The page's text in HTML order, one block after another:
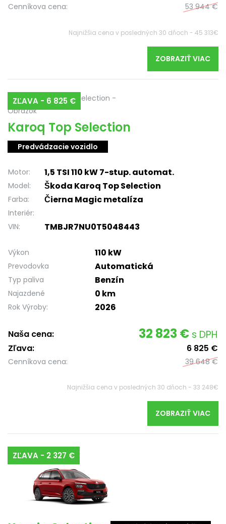
Cenníkova cena: 53 944 €
Najnižšia cena v posledných 30 dňoch - 45 313€
ZOBRAZIŤ VIAC
ZĽAVA - 6 825 €
Karoq Top Selection
Predvádzacie vozidlo
Motor: 1,5 TSI 110 kW 7-stup. automat.
Model: Škoda Karoq Top Selection
Farba: Čierna Magic metalíza
Interiér:
VIN:
TMBJR7NU0T5048443
Výkon 110 kW
Prevodovka Automatická
Typ paliva Benzín
Najazdené 0 km
Rok Výroby: 2026
Naša cena: 32 823 € s DPH
Zľava: 6 825 €
Cenníkova cena: 39 648 €
Najnižšia cena v posledných 30 dňoch - 33 248€
ZOBRAZIŤ VIAC
ZĽAVA - 2 327 €